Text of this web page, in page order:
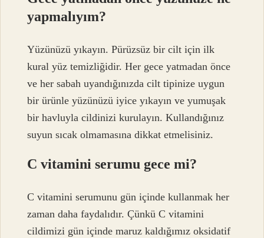
yapmalıyım?
Yüzünüzü yıkayın. Pürüzsüz bir cilt için ilk
kural yüz temizliğidir. Her gece yatmadan önce
ve her sabah uyandığınızda cilt tipinize uygun
bir ürünle yüzünüzü iyice yıkayın ve yumuşak
bir havluyla cildinizi kurulayın. Kullandığınız
suyun sıcak olmamasına dikkat etmelisiniz.
C vitamini serumu gece mi?
C vitamini serumunu gün içinde kullanmak her
zaman daha faydalıdır. Çünkü C vitamini
cildimizi gün içinde maruz kaldığımız oksidatif